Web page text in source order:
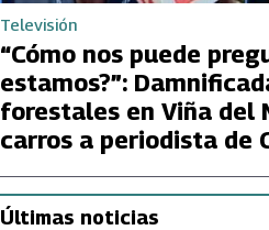
Televisión
“Cómo nos puede
estamos?”:
forestales en Viña del
carros a periodista de
Últimas noticias